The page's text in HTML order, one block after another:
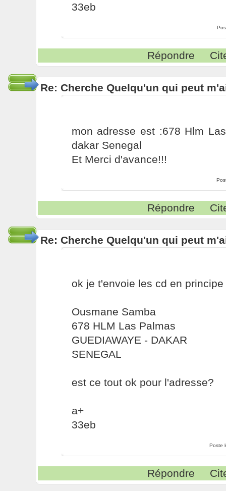
33eb
Répondre
Re: Cherche Quelqu'un qui peut
mon adresse est :678 Hlm
dakar Senegal
Et Merci d'avance!!!
Répondre
Re: Cherche Quelqu'un qui peut
ok je t'envoie les cd en
Ousmane Samba
678 HLM Las Palmas
GUEDIAWAYE - DAKAR
SENEGAL
est ce tout ok pour l'adresse?
a+
33eb
Poste
Répondre